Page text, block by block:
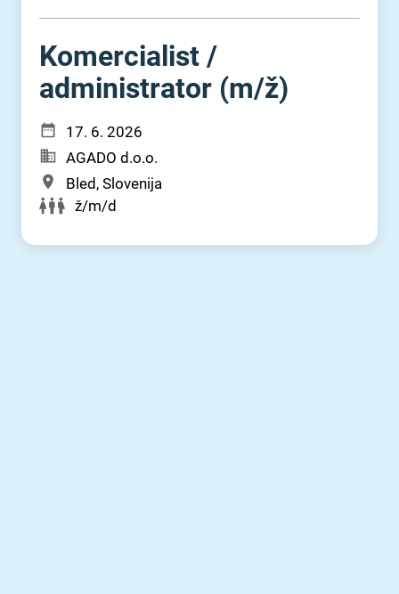
Komercialist ⁠/⁠
administrator (m⁠/⁠ž)
17. 6. 2026
AGADO d.o.o.
Bled, Slovenija
ž/m/d